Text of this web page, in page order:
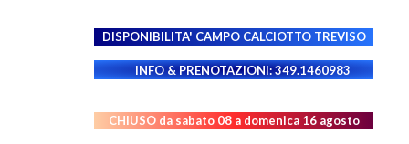
DISPONIBILITA' CAMPO CALCIOTTO TREVISO
INFO & PRENOTAZIONI: 349.1460983
CHIUSO da sabato 08 a domenica 16 agosto